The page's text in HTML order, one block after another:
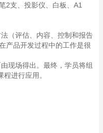
2支、投影仪、白板、A1
（评估、内容、控制和报告
产品开发过程中的工作是很
现场得出。最终，学员将组
进行应用。